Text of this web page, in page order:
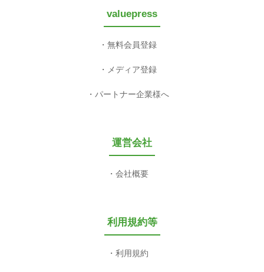
valuepress
無料会員登録
メディア登録
パートナー企業様へ
運営会社
会社概要
利用規約等
利用規約